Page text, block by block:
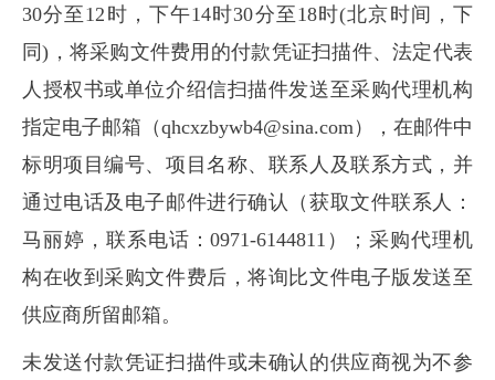
30分至12时，下午14时30分至18时(北京时间，下
同)，将采购文件费用的付款凭证扫描件、法定代表
人授权书或单位介绍信扫描件发送至采购代理机构
指定电子邮箱（qhcxzbywb4@sina.com），在邮件中
标明项目编号、项目名称、联系人及联系方式，并
通过电话及电子邮件进行确认（获取文件联系人：
马丽婷，联系电话：0971-6144811）；采购代理机
构在收到采购文件费后，将询比文件电子版发送至
供应商所留邮箱。
未发送付款凭证扫描件或未确认的供应商视为不参